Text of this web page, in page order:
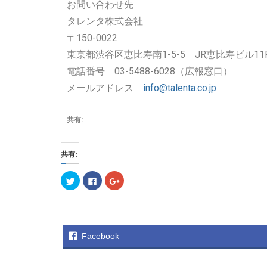
お問い合わせ先
タレンタ株式会社
〒150-0022
東京都渋谷区恵比寿南1-5-5 JR恵比寿ビル
電話番号 03-5488-6028（広報窓口）
メールアドレス info@talenta.co.jp
共有:
共有:
ク
リ
i
t
t
F
a
で
有
ク
リ
l
Facebook